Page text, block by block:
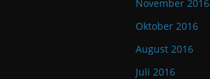
November 2016
Oktober 2016
August 2016
Juli 2016